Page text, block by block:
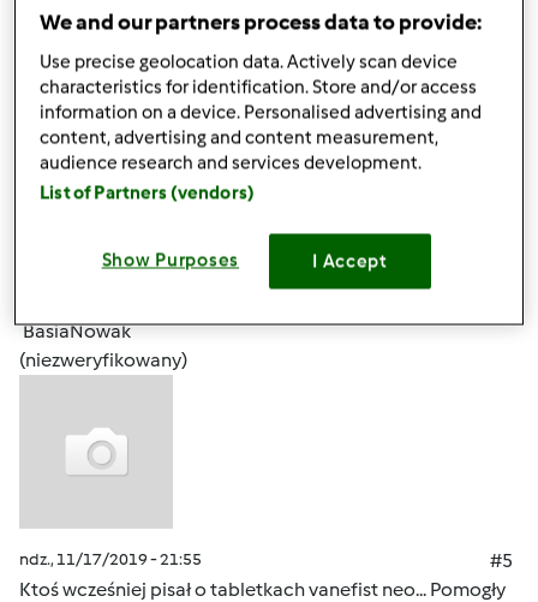
śr., 11/20/2019 - 01:04
troche porad w sprawie odchudzania znajdziesz tu :
https://euphorer.com/pl/vanefist-neoSą różne sposoby,
warto wiedziec
zarejestruj sięaby dodawać
BasiaNowak
(niezweryfikowany)
ndz., 11/17/2019 - 21:55
#5
Ktoś wcześniej pisał o tabletkach vanefist neo... Pomogły
We and our partners process data to provide:
Use precise geolocation data. Actively scan device
characteristics for identification. Store and/or access
information on a device. Personalised advertising and
content, advertising and content measurement,
audience research and services development.
List of Partners (vendors)
Show Purposes I Accept